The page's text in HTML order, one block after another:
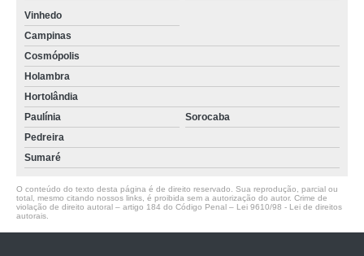
Vinhedo
Campinas
Cosmópolis
Holambra
Hortolândia
Paulínia
Sorocaba
Pedreira
Sumaré
O conteúdo do texto desta página é de direito reservado. Sua reprodução, parcial ou
total, mesmo citando nossos links, é proibida sem a autorização do autor. Crime de
violação de direito autoral – artigo 184 do Código Penal – Lei 9610/98 - Lei de direitos
autorais